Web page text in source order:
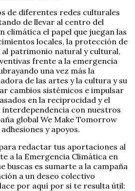
de diferentes redes culturales
de llevar al centro del
climática el papel que juegan las
locales, la protección de
al patrimonio natural y cultural,
frente a la emergencia
una vez más la
de las artes y la cultura y su
cambios sistémicos e impulsar
en la reciprocidad y el
con nuestros
global We Make Tomorrow
y apoyos.
redactar tus aportaciones al
a la Emergencia Climática en
buscas es sumarte a la campaña
a un deseo colectivo
por aquí por si te resulta útil: